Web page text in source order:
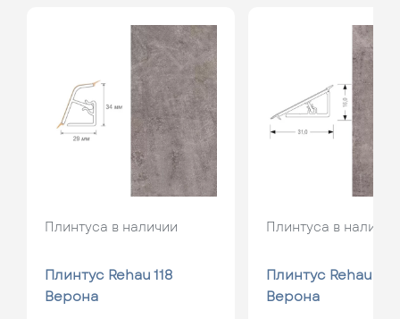
Плинтуса в наличии
Плинтус Rehau 118
Верона
Плинтуса в наличии
Плинтус Rehau PL
Верона